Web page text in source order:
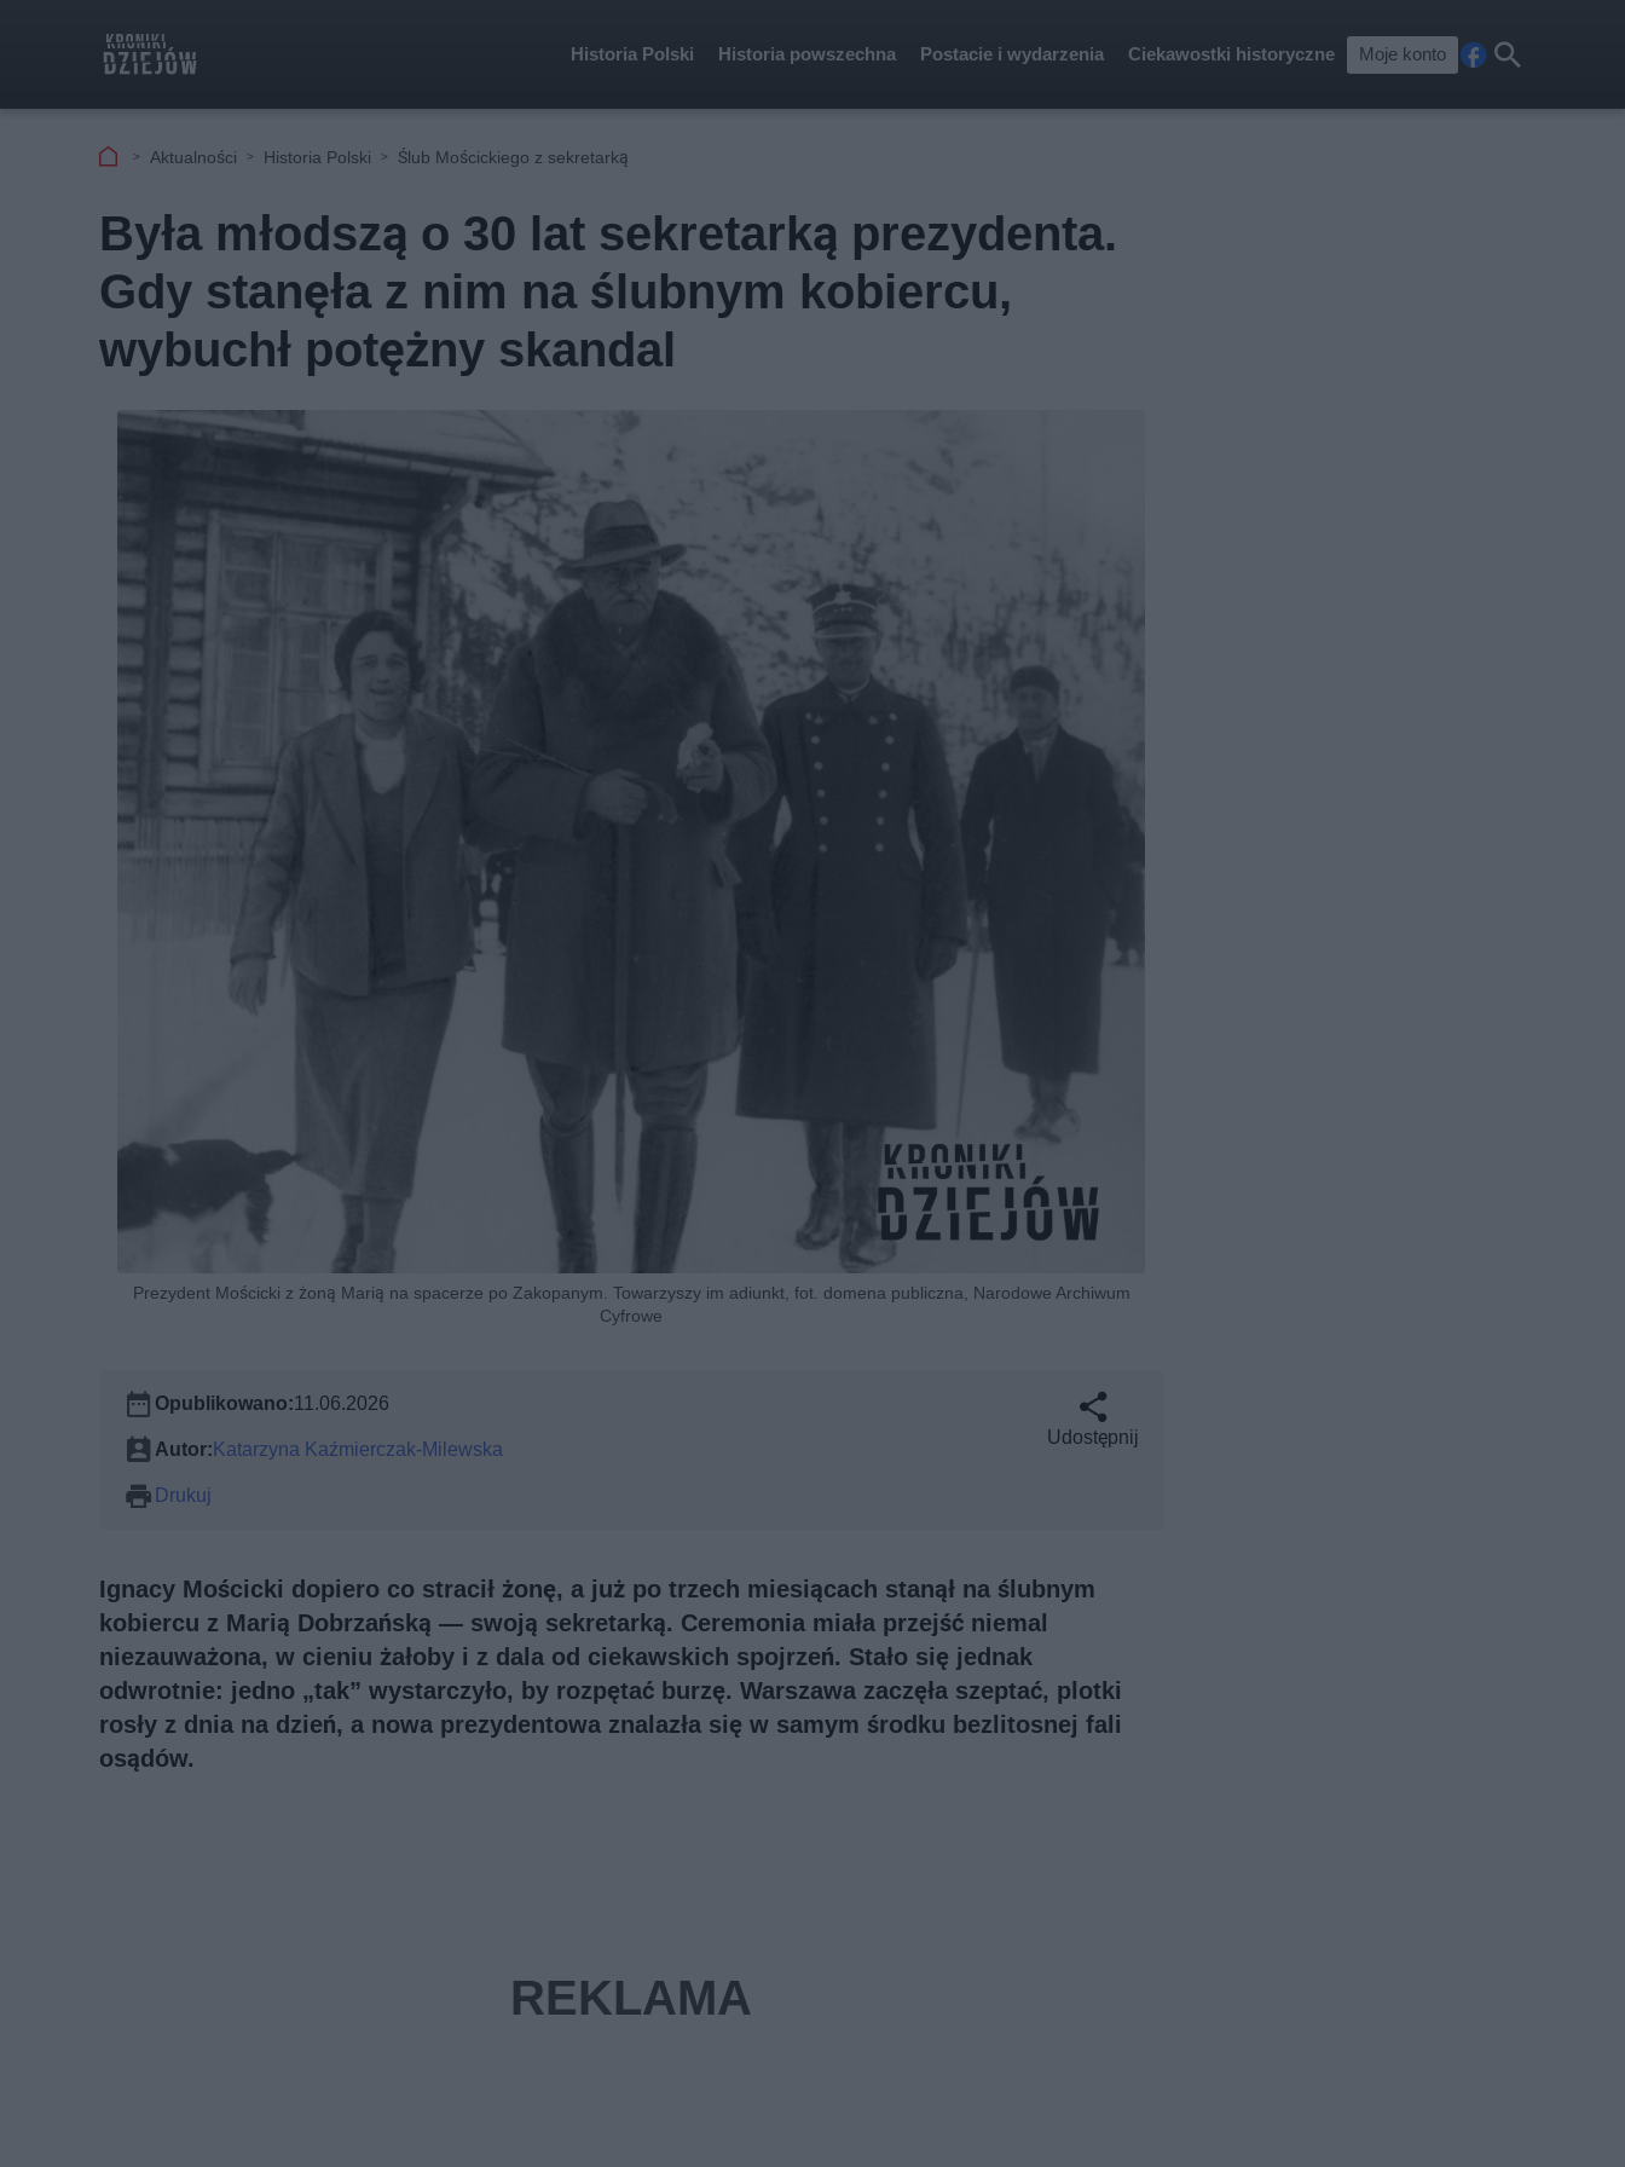
Historia Polski Historia powszechna Postacie i wydarzenia Ciekawostki historyczne Moje konto
cebkaj
Aktualności Historia Polski Ślub Mościckiego z sekretarką
Była młodszą o 30 lat sekretarką prezydenta.
Gdy stanęła z nim na ślubnym kobiercu,
wybuchł potężny skandal
Prezydent Mościcki z żoną Marią na spacerze po Zakopanym. Towarzyszy im adiunkt, fot. domena publiczna, Narodowe Archiwum
Cyfrowe
Opublikowano:11.06.2026
Autor:Katarzyna Kaźmierczak-Milewska
Drukuj
Udostępnij
Ignacy Mościcki dopiero co stracił żonę, a już po trzech miesiącach stanął na ślubnym
kobiercu z Marią Dobrzańską — swoją sekretarką. Ceremonia miała przejść niemal
niezauważona, w cieniu żałoby i z dala od ciekawskich spojrzeń. Stało się jednak
odwrotnie: jedno „tak” wystarczyło, by rozpętać burzę. Warszawa zaczęła szeptać, plotki
rosły z dnia na dzień, a nowa prezydentowa znalazła się w samym środku bezlitosnej fali
osądów.